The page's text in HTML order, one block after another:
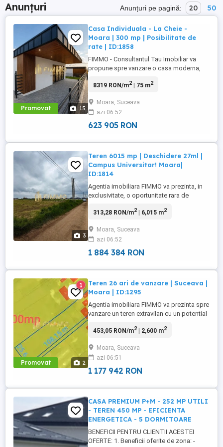
Anunțuri Anunțuri pe pagină: 20 50
Promovat 15
Casa Individuala - La Cheie -
Moara | 300 mp | Posibilitate de
rate | ID:1858
FIMMO - Consultantul Tau Imobiliar va
propune spre vanzare o casa moderna,
de case, la doar cateva minute de oras.
arhitectura contemporana, liniile
minimaliste si finisajele elegante, fiind
alegerea ideala pentru cei care ...
8319 RON/m2| 75 m2
Moara, Suceava
azi 06:52
623 905 RON
3
Teren 6015 mp | Deschidere 27ml |
Campus Universitar! Moara|
ID:1814
Agentia imobiliara FIMMO va prezinta, in
exclusivitate, o oportunitate rara de
cu suprafata de 60 ari, situata in
aflata in continua dezvoltare si cu un
potential urbanistic deosebit. Proprietatea
beneficiaza de o amplasare ...
313,28 RON/m2| 6,015 m2
Moara, Suceava
azi 06:52
1 884 384 RON
Promovat 2
1
Teren 26 ari de vanzare | Suceava |
Moara | ID:1295
Agentia imobiliara FIMMO va prezinta spre
vanzare un teren extravilan cu un potential
Nica, judetul Suceava. Avand o suprafata
reprezinta alegerea ideala pentru
dezvoltatori imobiliari sau pentru cei care
doresc sa realizeze un ...
453,05 RON/m2| 2,600 m2
Moara, Suceava
azi 06:51
1 177 942 RON
CASA PREMIUM P+M - 252 MP UTILI
- TEREN 450 MP - EFICIENTA
ENERGETICA - 5 DORMITOARE
BENEFICII PENTRU CLIENTII ACESTEI
OFERTE: 1. Beneficii oferite de zona: -